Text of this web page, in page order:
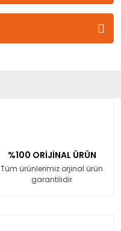
%100 ORİJİNAL ÜRÜN
Tüm ürünlerimiz orjinal ürün
garantilidir